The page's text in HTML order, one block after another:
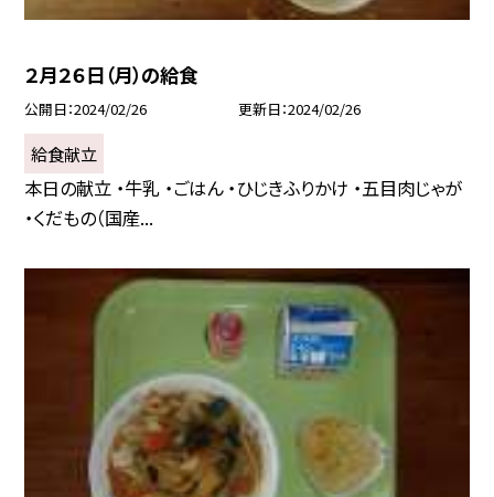
２月２６日（月）の給食
公開日 2024/02/26 更新日 2024/02/26
給食献立
本日の献立 ・牛乳 ・ごはん ・ひじきふりかけ ・五目肉じゃが
・くだもの（国産...